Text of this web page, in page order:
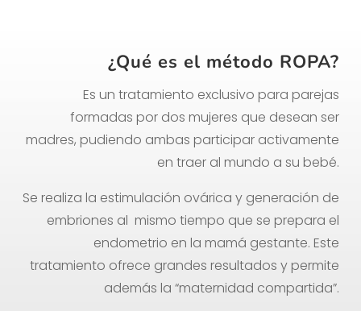
¿Qué es el método ROPA?
Es un tratamiento exclusivo para parejas
formadas por dos mujeres que desean ser
madres, pudiendo ambas participar activamente
en traer al mundo a su bebé.
Se realiza la estimulación ovárica y generación de
embriones al mismo tiempo que se prepara el
endometrio en la mamá gestante. Este
tratamiento ofrece grandes resultados y permite
además la “maternidad compartida”.